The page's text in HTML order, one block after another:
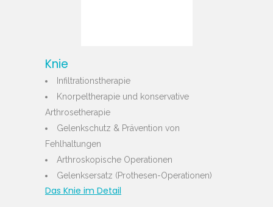
Knie
Infiltrationstherapie
Knorpeltherapie und konservative
Arthrosetherapie
Gelenkschutz & Prävention von
Fehlhaltungen
Arthroskopische Operationen
Gelenksersatz (Prothesen-Operationen)
Das Knie im Detail